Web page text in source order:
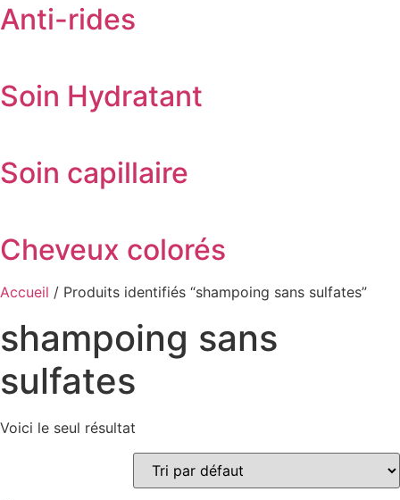
Anti-rides
Soin Hydratant
Soin capillaire
Cheveux colorés
Accueil / Produits identifiés “shampoing sans sulfates”
shampoing sans
sulfates
Voici le seul résultat